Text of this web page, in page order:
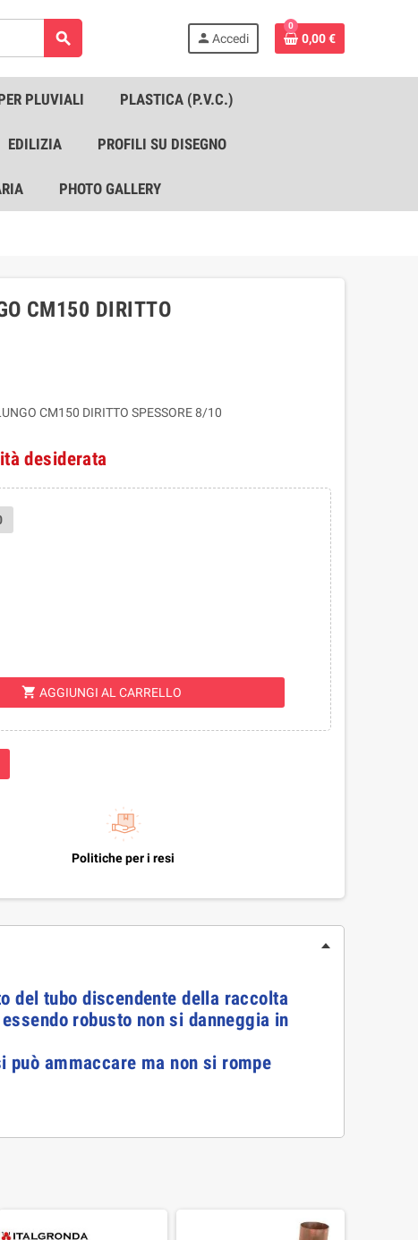
search person Accedi
0
0,00 €
PLUVIALI PLASTICA (P.V.C.)
EDILIZIA PROFILI SU DISEGNO
PHOTO GALLERY
CM150 DIRITTO
CM150 DIRITTO SPESSORE 8/10
desiderata
shopping_cart AGGIUNGI AL CARRELLO
Politiche per i resi
del tubo discendente della raccolta
robusto non si danneggia in
ammaccare ma non si rompe